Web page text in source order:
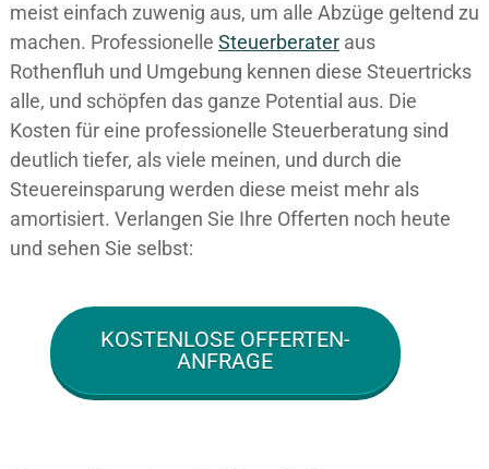
meist einfach zuwenig aus, um alle Abzüge geltend zu
machen. Professionelle Steuerberater aus
Rothenfluh und Umgebung kennen diese Steuertricks
alle, und schöpfen das ganze Potential aus. Die
Kosten für eine professionelle Steuerberatung sind
deutlich tiefer, als viele meinen, und durch die
Steuereinsparung werden diese meist mehr als
amortisiert. Verlangen Sie Ihre Offerten noch heute
und sehen Sie selbst:
KOSTENLOSE OFFERTEN-
ANFRAGE